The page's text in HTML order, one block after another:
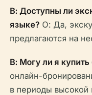
В: Доступны ли
языке? О: Да,
предлагаются на
В: Могу ли я
онлайн-
в периоды